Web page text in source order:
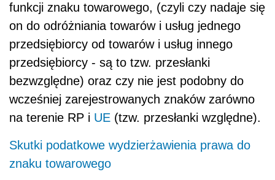
funkcji znaku towarowego, (czyli czy nadaje się
on do odróżniania towarów i usług jednego
przedsiębiorcy od towarów i usług innego
przedsiębiorcy - są to tzw. przesłanki
bezwzględne) oraz czy nie jest podobny do
wcześniej zarejestrowanych znaków zarówno
na terenie RP i UE (tzw. przesłanki względne).
Skutki podatkowe wydzierżawienia prawa do
znaku towarowego